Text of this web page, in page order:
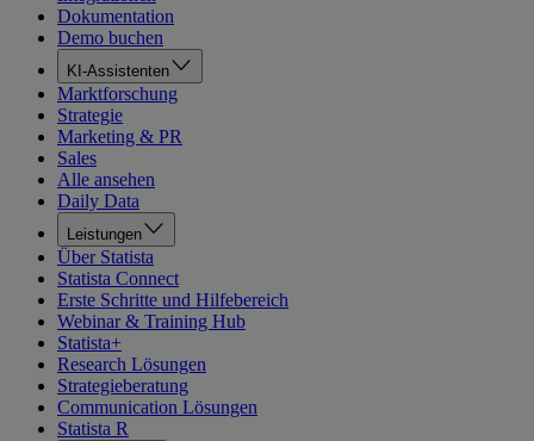
Dokumentation
Demo buchen
KI-Assistenten
Marktforschung
Strategie
Marketing & PR
Sales
Alle ansehen
Daily Data
Leistungen
Über Statista
Statista Connect
Erste Schritte und Hilfebereich
Webinar & Training Hub
Statista+
Research Lösungen
Strategieberatung
Communication Lösungen
Statista R